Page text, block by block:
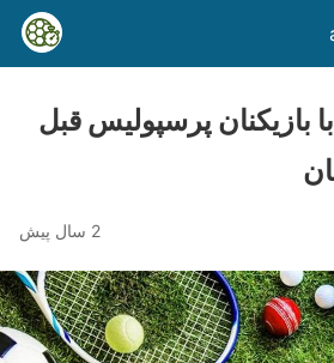
بازیکنان پرسپولیس قبل
2 سال پیش